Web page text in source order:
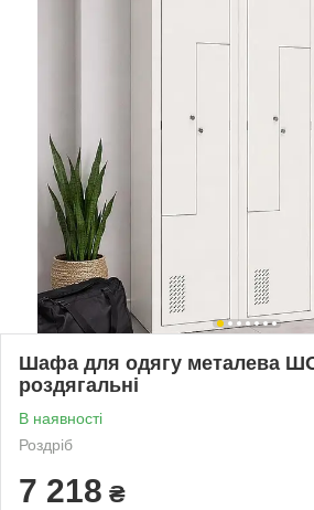
Шафа для одягу металева
роздягальні
В наявності
Роздріб
7 218 ₴